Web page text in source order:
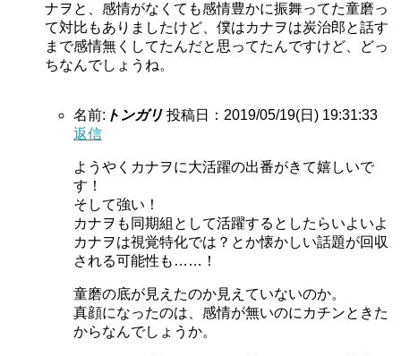
ナヲと、感情がなくても感情豊かに振舞ってた童磨っ
て対比もありましたけど、僕はカナヲは炭治郎と話す
まで感情無くしてたんだと思ってたんですけど、どっ
ちなんでしょうね。
名前: トンガリ 投稿日：2019/05/19(日) 19:31:33
返信
ようやくカナヲに大活躍の出番がきて嬉しいで
す！
そして強い！
カナヲも同期組として活躍するとしたらいよいよ
カナヲは視覚特化では？とか懐かしい話題が回収
される可能性も……！
童磨の底が見えたのか見えていないのか。
真顔になったのは、感情が無いのにカチンときた
からなんでしょうか。